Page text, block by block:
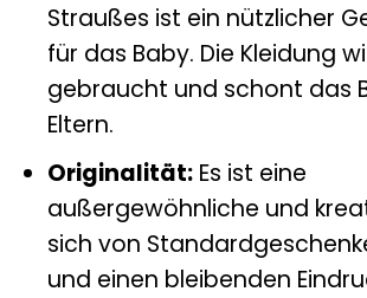
Straußes ist ein nützlicher
für das Baby. Die Kleidung
gebraucht und schont das
Eltern.
Originalität:Es ist eine
außergewöhnliche und
sich von
und einen bleibenden